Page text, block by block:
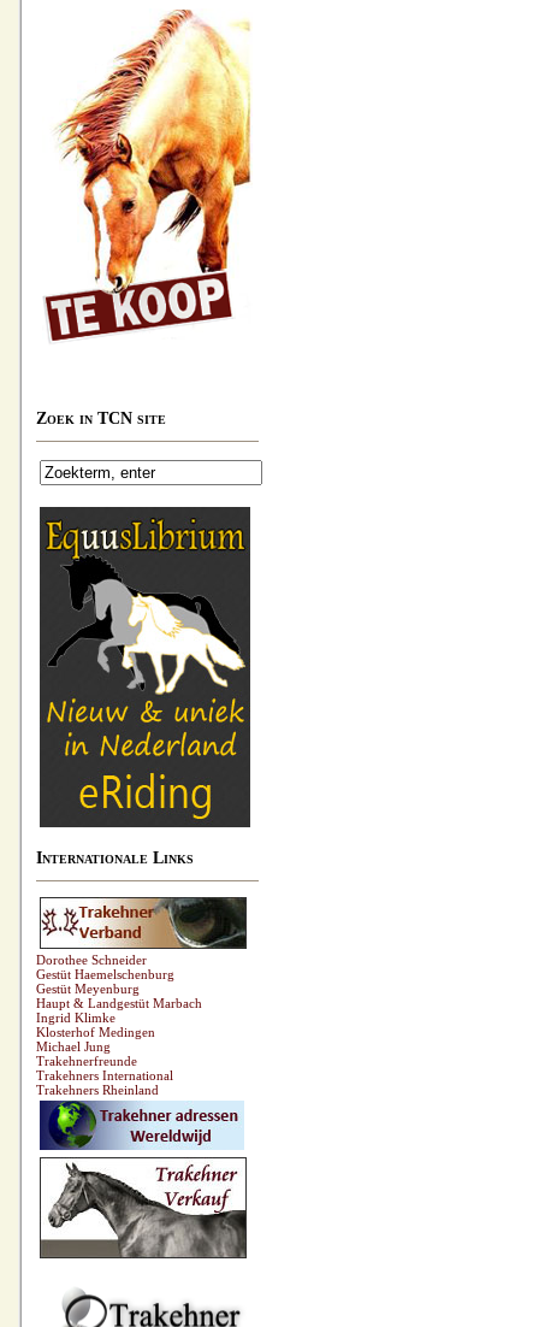
Zoek in TCN site
Internationale Links
Dorothee Schneider
Gestüt Haemelschenburg
Gestüt Meyenburg
Haupt & Landgestüt Marbach
Ingrid Klimke
Klosterhof Medingen
Michael Jung
Trakehnerfreunde
Trakehners International
Trakehners Rheinland